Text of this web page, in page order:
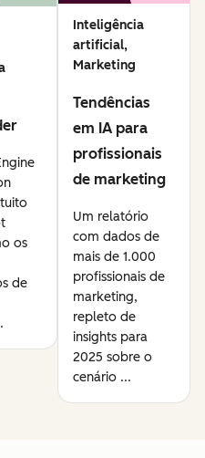
os
de
Inteligência
artificial,
Marketing
Tendências
em IA para
profissionais
de marketing
Um relatório
com dados de
mais de 1.000
profissionais de
marketing,
repleto de
insights para
2025 sobre o
cenário ...